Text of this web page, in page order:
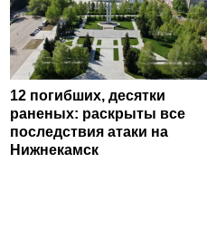
12 погибших, десятки
раненых: раскрыты все
последствия атаки на
Нижнекамск